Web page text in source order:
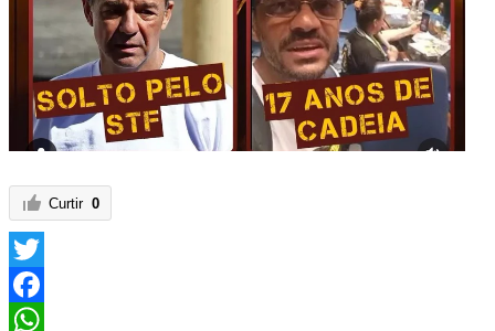
Curtir 0
Twitter
Facebook